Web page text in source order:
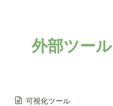
外部ツール
可視化ツール